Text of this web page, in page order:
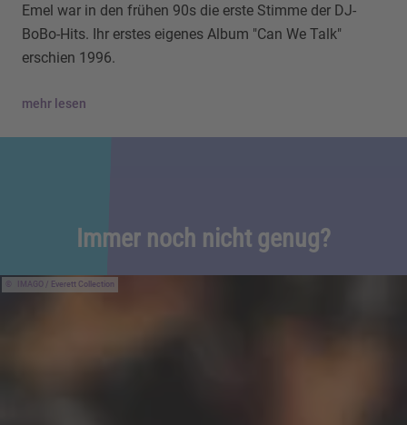
Emel war in den frühen 90s die erste Stimme der DJ-
BoBo-Hits. Ihr erstes eigenes Album "Can We Talk"
erschien 1996.
mehr lesen
Immer noch nicht genug?
IMAGO / Everett Collection